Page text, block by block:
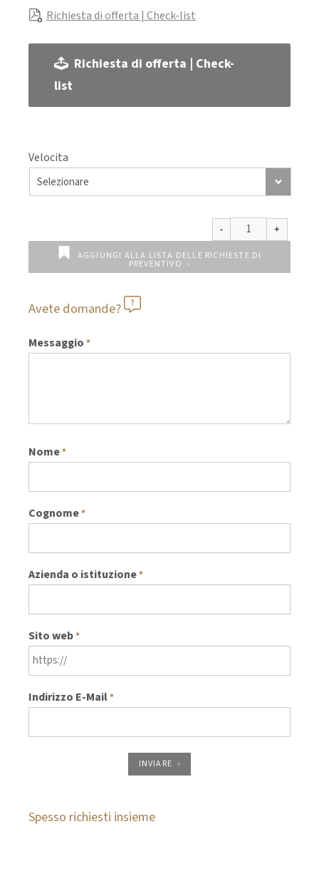
Richiesta di offerta | Check-list
Richiesta di offerta | Check-
list
Velocita
AGGIUNGI ALLA LISTA DELLE RICHIESTE DI
PREVENTIVO
Avete domande?
Messaggio *
Nome*
Cognome*
Azienda o istituzione*
Sito web*
Indirizzo E-Mail*
INVIARE
Spesso richiesti insieme